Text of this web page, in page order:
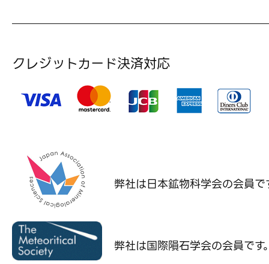
クレジットカード決済対応
弊社は日本鉱物科学会の会員で
弊社は国際隕石学会の会員です